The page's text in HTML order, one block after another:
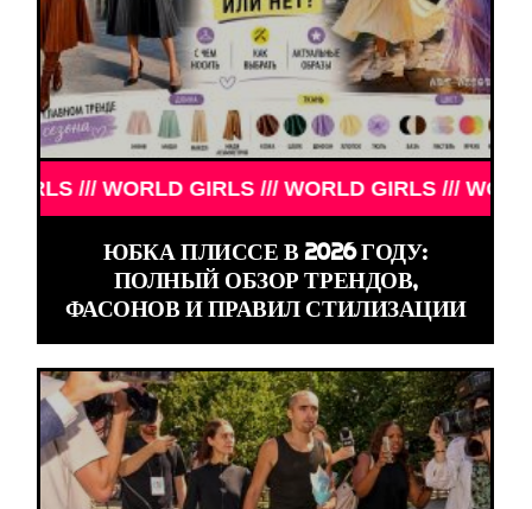
/// WORLD GIRLS /// WORLD GIRLS /// WORLD
ЮБКА ПЛИССЕ В 2026 ГОДУ:
ПОЛНЫЙ ОБЗОР ТРЕНДОВ,
ФАСОНОВ И ПРАВИЛ СТИЛИЗАЦИИ